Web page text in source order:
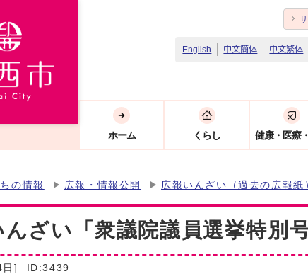
English 中文簡体 中文繁体
ホーム くらし 健康・医療
の情報 広報・情報公開 広報いんざい（過去の広報紙
んざい「衆議院議員選挙特別
] ID:3439